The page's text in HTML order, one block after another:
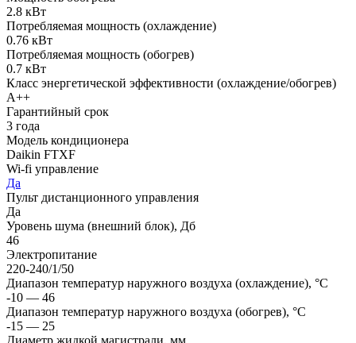
2.8 кВт
Потребляемая мощность (охлаждение)
0.76 кВт
Потребляемая мощность (обогрев)
0.7 кВт
Класс энергетической эффективности (охлаждение/обогрев)
A++
Гарантийный срок
3 года
Модель кондиционера
Daikin FTXF
Wi-fi управление
Да
Пульт дистанционного управления
Да
Уровень шума (внешний блок), Дб
46
Электропитание
220-240/1/50
Диапазон температур наружного воздуха (охлаждение), °C
-10 — 46
Диапазон температур наружного воздуха (обогрев), °C
-15 — 25
Диаметр жидкой магистрали, мм